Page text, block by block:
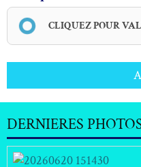
CLIQUEZ POUR
DERNIERES